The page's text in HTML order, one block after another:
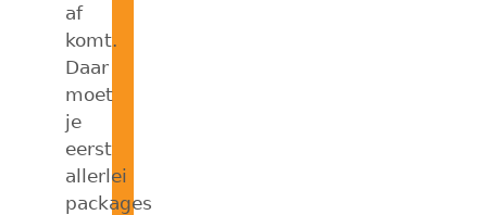
af
komt.
Daar
moet
je
eerst
allerlei
packages